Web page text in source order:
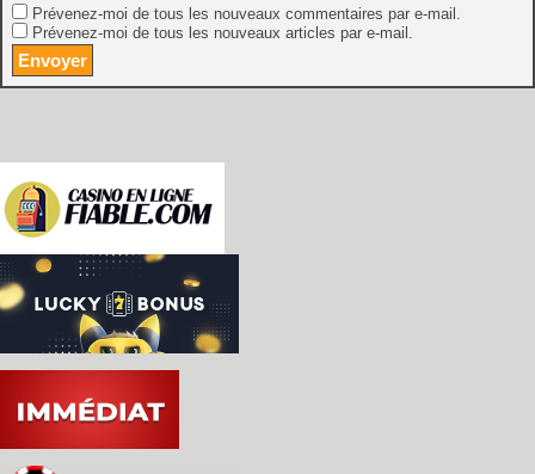
Prévenez-moi de tous les nouveaux commentaires par e-mail.
Prévenez-moi de tous les nouveaux articles par e-mail.